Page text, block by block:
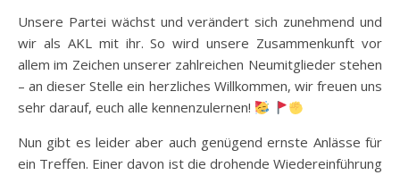
Unsere Partei wächst und verändert sich zunehmend und
wir als AKL mit ihr. So wird unsere Zusammenkunft vor
allem im Zeichen unserer zahlreichen Neumitglieder stehen
– an dieser Stelle ein herzliches Willkommen, wir freuen uns
sehr darauf, euch alle kennenzulernen!
Nun gibt es leider aber auch genügend ernste Anlässe für
ein Treffen. Einer davon ist die drohende Wiedereinführung